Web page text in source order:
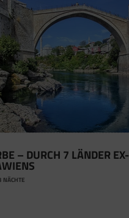
– DURCH 7 LÄNDER EX-